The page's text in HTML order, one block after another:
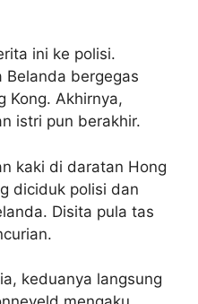
ini ke polisi.
Belanda bergegas
Kong. Akhirnya,
istri pun berakhir.
kaki di daratan Hong
diciduk polisi dan
Disita pula tas
keduanya langsung